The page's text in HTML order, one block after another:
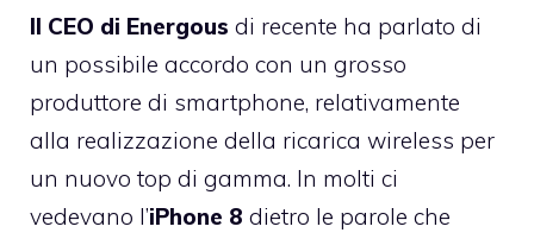
Il CEO di Energous di recente ha parlato di
un possibile accordo con un grosso
produttore di smartphone, relativamente
alla realizzazione della ricarica wireless per
un nuovo top di gamma. In molti ci
vedevano l’iPhone 8 dietro le parole che